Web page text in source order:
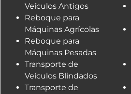
Veículos Antigos
Reboque para
Máquinas Agrícolas
Reboque para
Máquinas Pesadas
Transporte de
Veículos Blindados
Transporte de